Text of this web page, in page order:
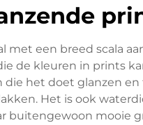
met een breed scala
de kleuren in prints
die het doet glanzen
Het is ook
buitengewoon mooie